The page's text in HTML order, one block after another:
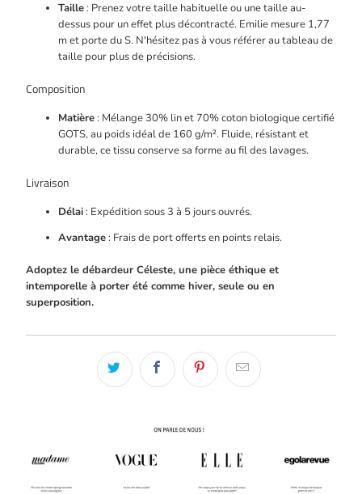
Taille: Prenez votre taille habituelle ou une taille au-
dessus pour un effet plus décontracté. Emilie mesure 1,77
m et porte du S. N'hésitez pas à vous référer au tableau de
taille pour plus de précisions.
Composition
Matière: Mélange 30% lin et 70% coton biologique certifié
GOTS, au poids idéal de 160 g/m². Fluide, résistant et
durable, ce tissu conserve sa forme au fil des lavages.
Livraison
Délai: Expédition sous 3 à 5 jours ouvrés.
Avantage: Frais de port offerts en points relais.
Adoptez le débardeur Céleste, une pièce éthique et
intemporelle à porter été comme hiver, seule ou en
superposition.